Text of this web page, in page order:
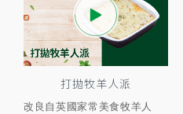
打拋牧羊人派
改良自英國家常美食牧羊人